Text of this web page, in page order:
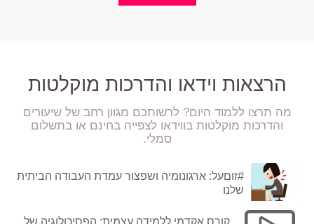
הרצאות וידאו והדרכות מוקלטות
מה תרצו ללמוד היום? לרשותכם מגוון רחב של שיעורים
והדרכות מוקלטות בווידאו לצפייה בחינם או בתשלום
סמלי.
#זוםעל: ארגונומיה ושפצור עמדת העבודה הביתית
שלנו
קורס אקדמי ללמידה עצמית: הפסיכולוגיה של